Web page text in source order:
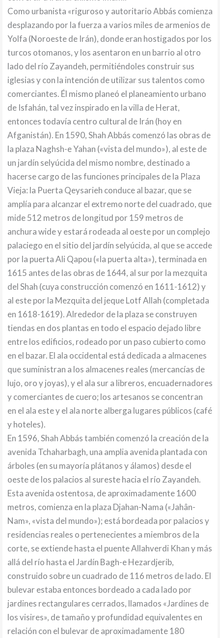
Como urbanista «riguroso y autoritario Abbás comienza
desplazando por la fuerza a varios miles de armenios de
Yolfa (Noroeste de Irán), donde eran hostigados por los
turcos otomanos, y los asentaron en un barrio al otro
lado del río Zayandeh, permitiéndoles construir sus
iglesias y con la intención de utilizar sus talentos como
comerciantes. Él mismo planeó el planeamiento urbano
de Isfahán, tal vez inspirado en la villa de Herat,
entonces todavía centro cultural de Irán (hoy en
Afganistán). En 1590, Shah Abbás comenzó las obras de
la plaza Naghsh-e Yahan («vista del mundo»), al este de
un jardín selyúcida del mismo nombre, destinado a
hacerse cargo de las funciones principales de la Plaza
Vieja: la Puerta Qeysarieh conduce al bazar, que se
amplía para alcanzar el extremo norte del cuadrado, que
mide 512 metros de longitud por 159 metros de
anchura wide y estará rodeada al oeste por un complejo
palaciego en el sitio del jardín selyúcida, al que se accede
por la puerta Ali Qapou («la puerta alta»), terminada en
1615 antes de las obras de 1644, al sur por la mezquita
del Shah (cuya construcción comenzó en 1611-1612) y
al este por la Mezquita del jeque Lotf Allah (completada
en 1618-1619). Alrededor de la plaza se construyen
tiendas en dos plantas en todo el espacio dejado libre
entre los edificios, rodeado por un paso cubierto como
en el bazar. El ala occidental está dedicada a almacenes
que suministran a los almacenes reales (mercancías de
lujo, oro y joyas), y el ala sur a libreros, encuadernadores
y comerciantes de cuero; los artesanos se concentran
en el ala este y el ala norte alberga lugares públicos (café
y hoteles).
En 1596, Shah Abbás también comenzó la creación de la
avenida Tchaharbagh, una amplia avenida plantada con
árboles (en su mayoría plátanos y álamos) desde el
oeste de los palacios al sureste hacia el río Zayandeh.
Esta avenida ostentosa, de aproximadamente 1600
metros, comienza en la plaza Djahan-Nama («Jahân-
Nam», «vista del mundo»); está bordeada por palacios y
residencias reales o pertenecientes a miembros de la
corte, se extiende hasta el puente Allahverdi Khan y más
allá del río hasta el Jardín Bagh-e Hezardjerib,
construido sobre un cuadrado de 116 metros de lado. El
bulevar estaba entonces bordeado a cada lado por
jardines rectangulares cerrados, llamados «Jardines de
los visires», de tamaño y profundidad equivalentes en
relación con el bulevar de aproximadamente 180